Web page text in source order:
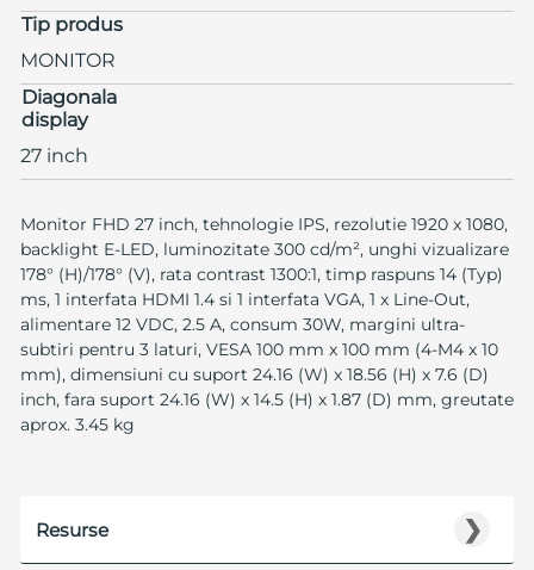
Tip produs
MONITOR
Diagonala
display
27 inch
Monitor FHD 27 inch, tehnologie IPS, rezolutie 1920 x 1080,
backlight E-LED, luminozitate 300 cd/m², unghi vizualizare
178° (H)/178° (V), rata contrast 1300:1, timp raspuns 14 (Typ)
ms, 1 interfata HDMI 1.4 si 1 interfata VGA, 1 x Line-Out,
alimentare 12 VDC, 2.5 A, consum 30W, margini ultra-
subtiri pentru 3 laturi, VESA 100 mm x 100 mm (4-M4 x 10
mm), dimensiuni cu suport 24.16 (W) x 18.56 (H) x 7.6 (D)
inch, fara suport 24.16 (W) x 14.5 (H) x 1.87 (D) mm, greutate
aprox. 3.45 kg
❯
Resurse